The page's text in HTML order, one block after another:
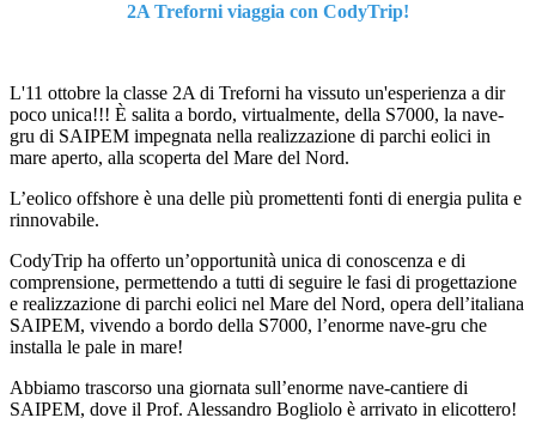
2A Treforni viaggia con CodyTrip!
L'11 ottobre la classe 2A di Treforni ha vissuto un'esperienza a dir
poco unica!!! È salita a bordo, virtualmente, della S7000, la nave-
gru di SAIPEM impegnata nella realizzazione di parchi eolici in
mare aperto, alla scoperta del Mare del Nord.
L’eolico offshore è una delle più promettenti fonti di energia pulita e
rinnovabile.
CodyTrip ha offerto un’opportunità unica di conoscenza e di
comprensione, permettendo a tutti di seguire le fasi di progettazione
e realizzazione di parchi eolici nel Mare del Nord, opera dell’italiana
SAIPEM, vivendo a bordo della S7000, l’enorme nave-gru che
installa le pale in mare!
Abbiamo trascorso una giornata sull’enorme nave-cantiere di
SAIPEM, dove il Prof. Alessandro Bogliolo è arrivato in elicottero!